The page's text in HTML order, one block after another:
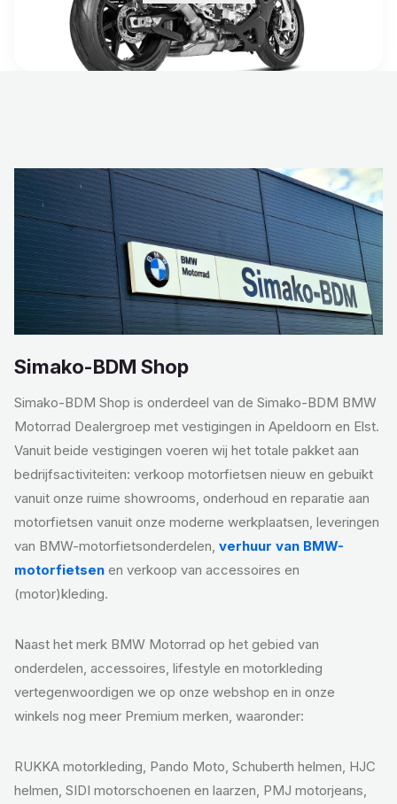
Simako-BDM Shop
Simako-BDM Shop is onderdeel van de Simako-BDM BMW
Motorrad Dealergroep met vestigingen in Apeldoorn en Elst.
Vanuit beide vestigingen voeren wij het totale pakket aan
bedrijfsactiviteiten: verkoop motorfietsen nieuw en gebuikt
vanuit onze ruime showrooms, onderhoud en reparatie aan
motorfietsen vanuit onze moderne werkplaatsen, leveringen
van BMW-motorfietsonderdelen, verhuur van BMW-
motorfietsen en verkoop van accessoires en
(motor)kleding.
Naast het merk BMW Motorrad op het gebied van
onderdelen, accessoires, lifestyle en motorkleding
vertegenwoordigen we op onze webshop en in onze
winkels nog meer Premium merken, waaronder:
RUKKA motorkleding, Pando Moto, Schuberth helmen, HJC
helmen, SIDI motorschoenen en laarzen, PMJ motorjeans,